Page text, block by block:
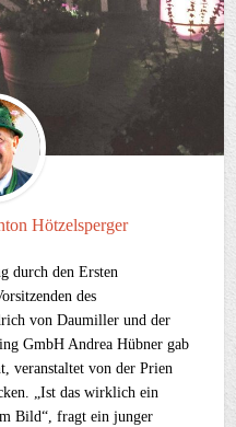
Hötzelsperger
durch den Ersten
des
von Daumiller und der
GmbH Andrea Hübner gab
veranstaltet von der Prien
„Ist das wirklich ein
Bild“, fragt ein junger